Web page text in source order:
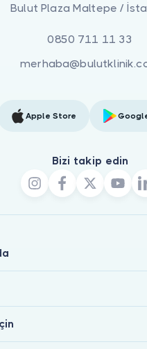
Bulut Plaza Maltepe /
0850 711 11 33
Apple Store
Bizi takip edin